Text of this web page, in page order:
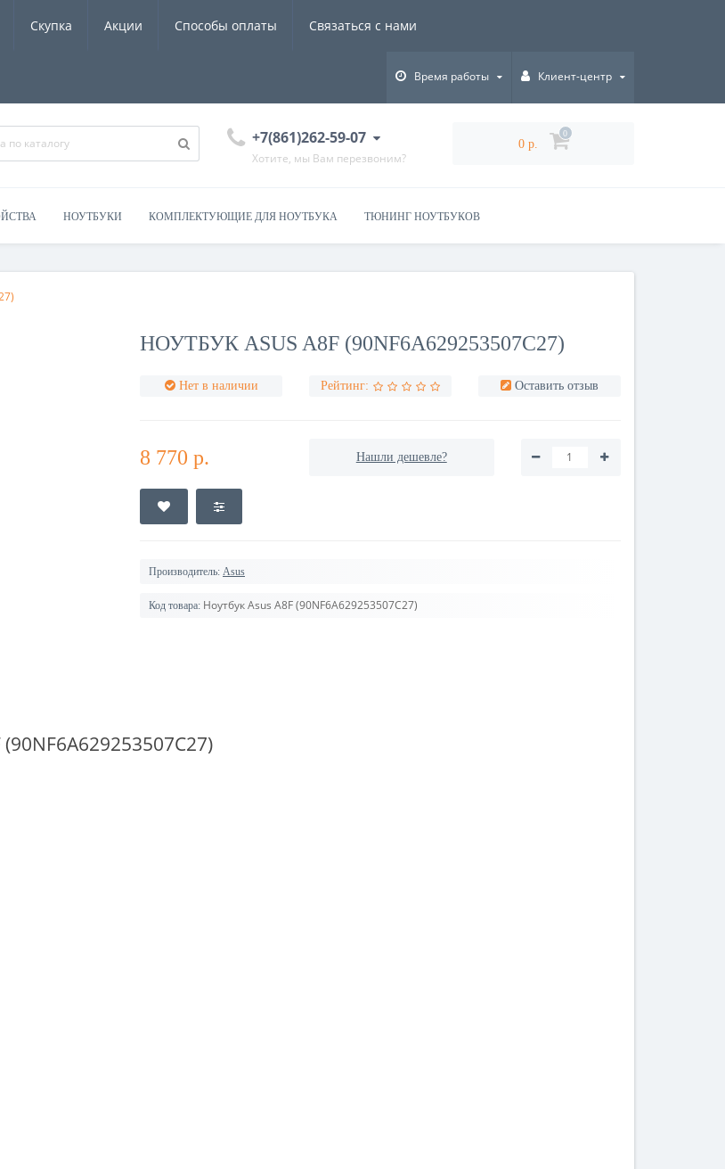
Скупка Акции Способы оплаты Связаться с нами
Время работы Клиент-центр
+7(861)262-59-07
Хотите, мы Вам перезвоним?
0 р.
0
НОУТБУКИ КОМПЛЕКТУЮЩИЕ ДЛЯ НОУТБУКА ТЮНИНГ НОУТБУКОВ
НОУТБУК ASUS A8F (90NF6A629253507C27)
Нет в наличии Рейтинг: Оставить отзыв
8 770 р. Нашли дешевле?
Производитель: Asus
Код товара: Ноутбук Asus A8F (90NF6A629253507C27)
(90NF6A629253507C27)